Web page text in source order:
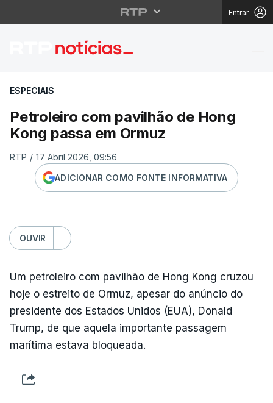
Entrar
Petroleiro com
ESPECIAIS
Petroleiro com pavilhão de Hong
Kong passa em Ormuz
RTP / 17 Abril 2026, 09:56
ADICIONAR COMO FONTE INFORMATIVA
OUVIR
Um petroleiro com pavilhão de Hong Kong cruzou
hoje o estreito de Ormuz, apesar do anúncio do
presidente dos Estados Unidos (EUA), Donald
Trump, de que aquela importante passagem
marítima estava bloqueada.